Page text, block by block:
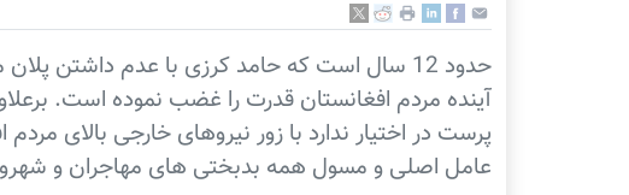
حدود 12 سال است که حامد کرزی با عدم داشتن
آینده مردم افغانستان قدرت را غضب نموده است.
پرست در اختیار ندارد با زور نیروهای خارجی بالای
عامل اصلی و مسول همه بدبختی های مهاجران و